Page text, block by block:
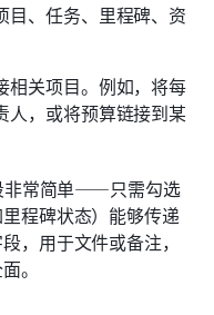
目、任务、里程碑、资
相关项目。例如，将每
人，或将预算链接到某
非常简单——只需勾选
程碑状态）能够传递
，用于文件或备注，
。